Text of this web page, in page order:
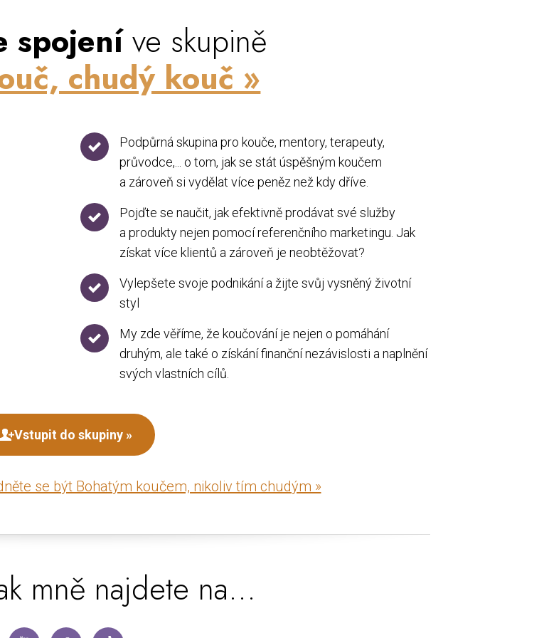
spojeníve skupině
chudý kouč »
Podpůrná skupina pro kouče, mentory, terapeuty,
průvodce,... o tom, jak se stát úspěšným koučem
a zároveň si vydělat více peněz než kdy dříve.
Pojďte se naučit, jak efektivně prodávat své služby
a produkty nejen pomocí referenčního marketingu. Jak
získat více klientů a zároveň je neobtěžovat?
Vylepšete svoje podnikání a žijte svůj vysněný životní
styl
My zde věříme, že koučování je nejen o pomáhání
druhým, ale také o získání finanční nezávislosti a naplnění
svých vlastních cílů.
Vstupit do skupiny »
se být Bohatým koučem, nikoliv tím chudým »
mně najdete na...